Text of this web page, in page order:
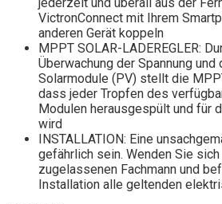
VictronConnect mit Ihrem
anderen Gerät koppeln
MPPT SOLAR-LADEREGLER:
Überwachung der Spannung
Solarmodule (PV) stellt die
dass jeder Tropfen des
Modulen herausgespült und für
wird
INSTALLATION: Eine
gefährlich sein. Wenden Sie
zugelassenen Fachmann und
Installation alle geltenden